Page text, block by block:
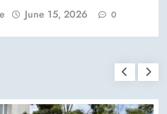
June 15, 2026 0